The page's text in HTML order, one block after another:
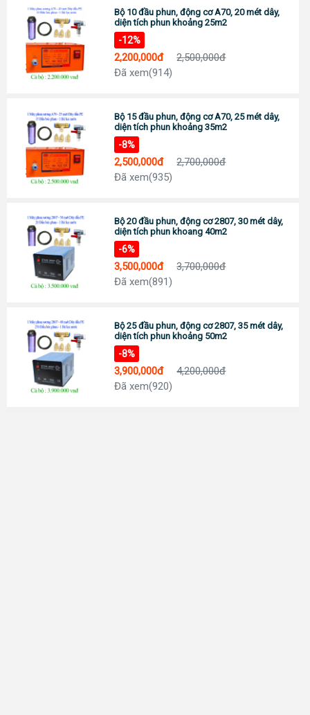
Đc: 743 Huỳnh Văn Lũy, Phường Bình Dương, TP Hồ Chí Minh
ĐT: Call :0989 958 887
(Zalo)
Chỉ đường
TP Tây Ninh
Đc: 573 Cách Mạng Tháng 8, Phường 3, TP Tây Ninh
0938 74 82 82
CẦN THƠ
Địa chỉ: 369 Đ. Nguyễn Văn Cừ, Phường An Khánh, Ninh Kiều
0911 676 989
Chỉ đường
PHÚ QUỐC
Đc: R303 Đường Ruby 3, Shophouse Bãi Kem, P An Thới, TP Phú Quốc
Bộ 10 đầu phun, động cơ A70, 20 mét dây,
diện tích phun khoảng 25m2
-12%
2,200,000đ
2,500,000đ
Đã xem(914)
Bộ 15 đầu phun, động cơ A70, 25 mét dây,
diện tích phun khoảng 35m2
-8%
2,500,000đ
2,700,000đ
Đã xem(935)
Bộ 20 đầu phun, động cơ 2807, 30 mét dây,
diện tích phun khoang 40m2
-6%
3,500,000đ
3,700,000đ
Đã xem(891)
Bộ 25 đầu phun, động cơ 2807, 35 mét dây,
diện tích phun khoảng 50m2
-8%
3,900,000đ
4,200,000đ
Đã xem(920)